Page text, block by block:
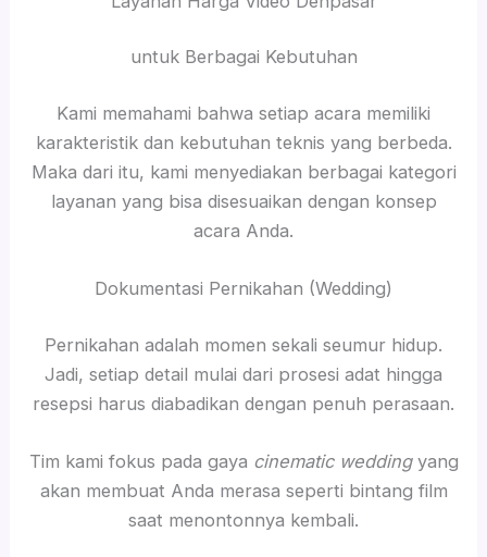
untuk Berbagai Kebutuhan
Kami memahami bahwa setiap acara memiliki
karakteristik dan kebutuhan teknis yang berbeda.
Maka dari itu, kami menyediakan berbagai kategori
layanan yang bisa disesuaikan dengan konsep
acara Anda.
Dokumentasi Pernikahan (Wedding)
Pernikahan adalah momen sekali seumur hidup.
Jadi, setiap detail mulai dari prosesi adat hingga
resepsi harus diabadikan dengan penuh perasaan.
Tim kami fokus pada gaya cinematic weddingyang
akan membuat Anda merasa seperti bintang film
saat menontonnya kembali.